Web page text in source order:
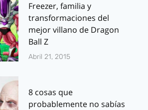
Freezer, familia y
transformaciones del
mejor villano de Dragon
Ball Z
Abril 21, 2015
8 cosas que
probablemente no sabías